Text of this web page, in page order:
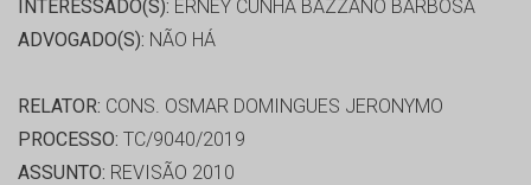
INTERESSADO(S): ERNEY CUNHA BAZZANO BARBOSA
ADVOGADO(S): NÃO HÁ
RELATOR: CONS. OSMAR DOMINGUES JERONYMO
PROCESSO: TC/9040/2019
ASSUNTO: REVISÃO 2010